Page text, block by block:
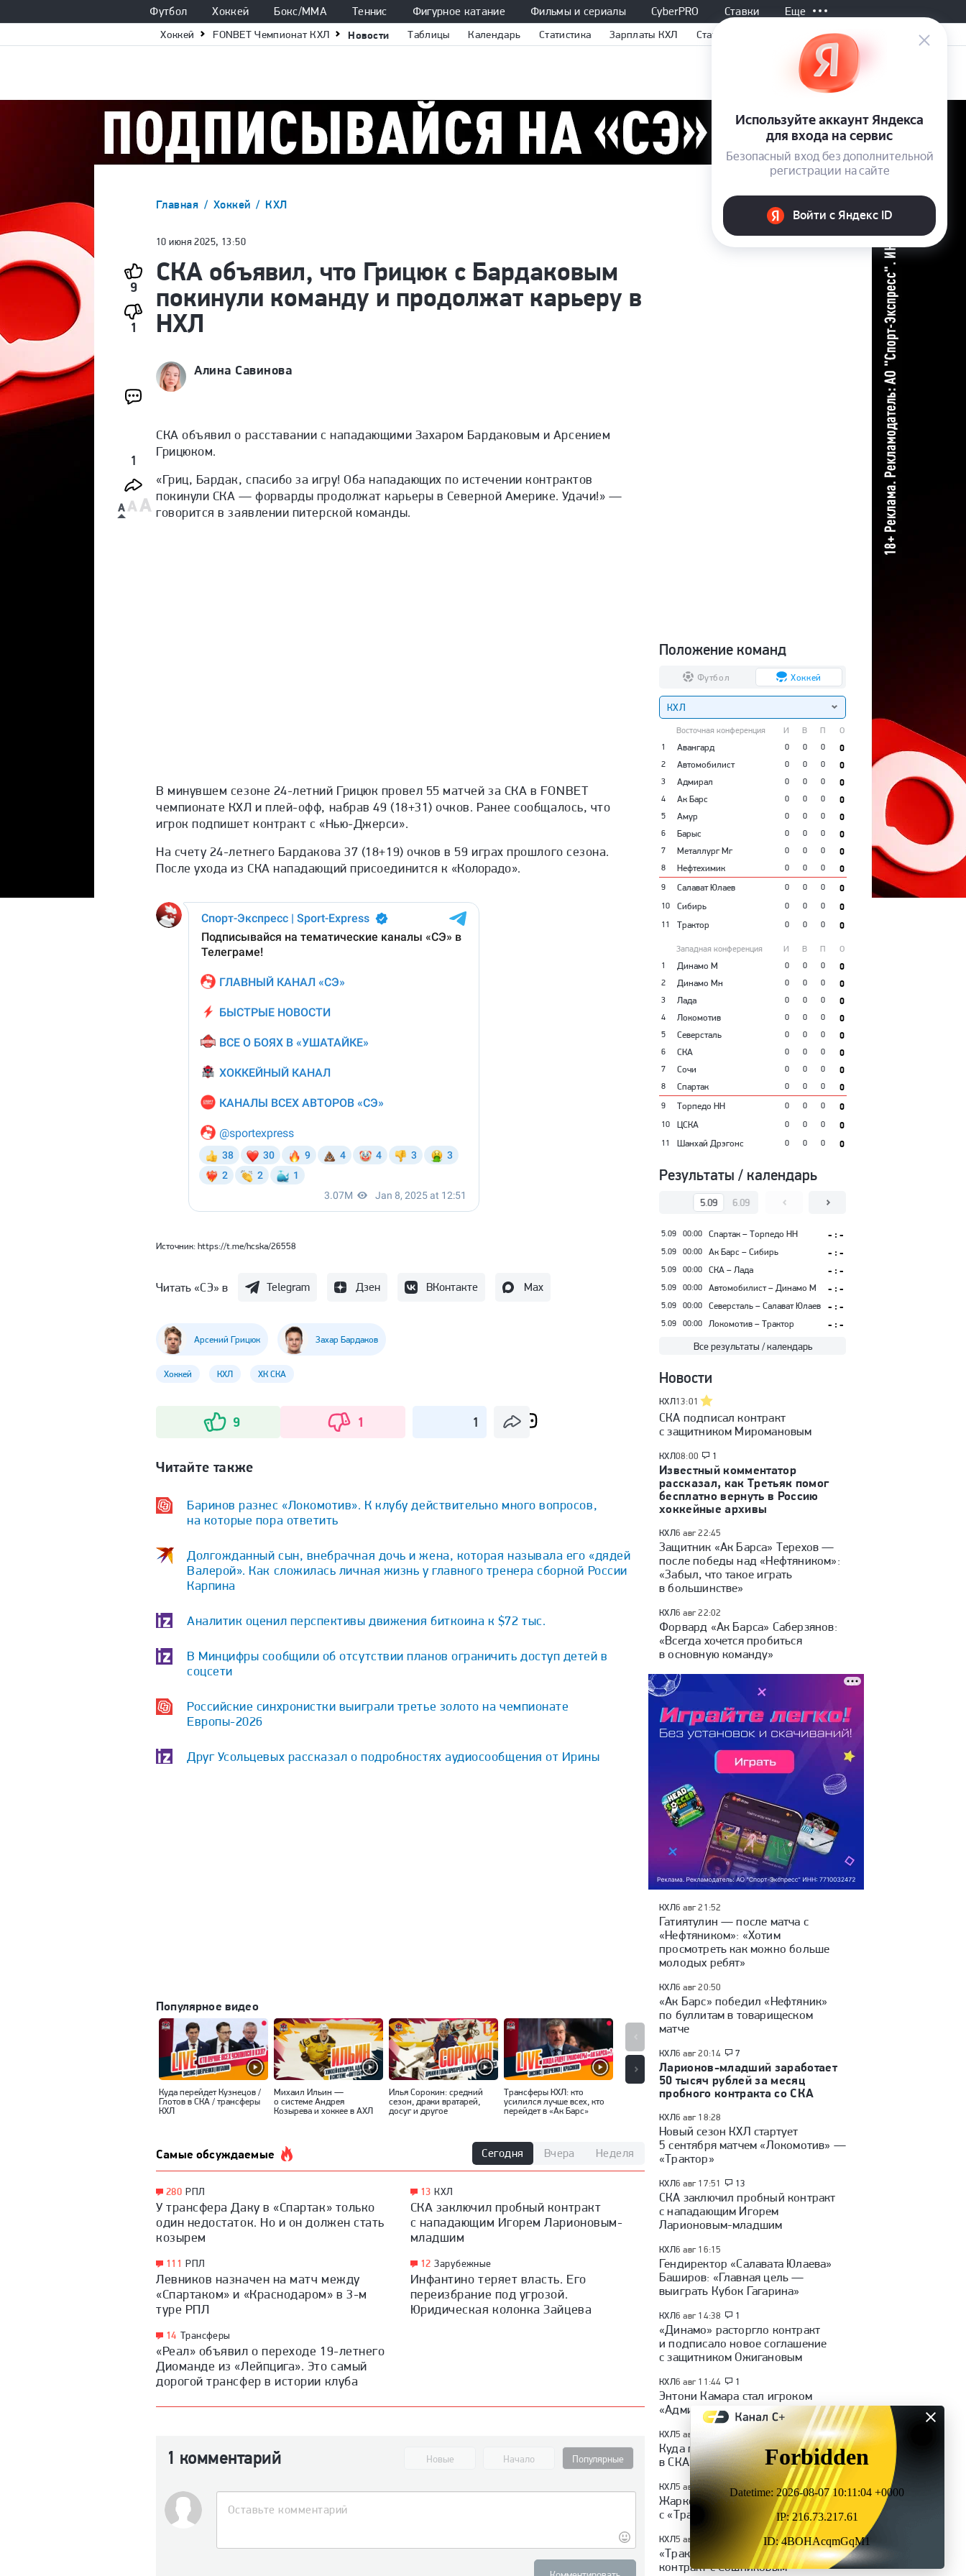
Футбол Хоккей Бокс/ММА Теннис Фигурное катание Фильмы и сериалы CyberPRO Ставки Еще
Хоккей FONBET Чемпионат КХЛ Новости Таблицы Календарь Статистика Зарплаты КХЛ Статьи
Главная Хоккей КХЛ
9
1
1
10 июня 2025, 13:50
СКА объявил, что Грицюк с Бардаковым
покинули команду и продолжат карьеру в
НХЛ
Алина Савинова
СКА объявил о расставании с нападающими Захаром Бардаковым и Арсением
Грицюком.
«Гриц, Бардак, спасибо за игру! Оба нападающих по истечении контрактов
покинули СКА — форварды продолжат карьеры в Северной Америке. Удачи!» —
говорится в заявлении питерской команды.
В минувшем сезоне 24-летний Грицюк провел 55 матчей за СКА в FONBET
чемпионате КХЛ и плей-офф, набрав 49 (18+31) очков. Ранее сообщалось, что
игрок подпишет контракт с «Нью-Джерси».
На счету 24-летнего Бардакова 37 (18+19) очков в 59 играх прошлого сезона.
После ухода из СКА нападающий присоединится к «Колорадо».
Источник: https://t.me/hcska/26558
Читать «СЭ» в Telegram Дзен ВКонтакте Max
Арсений Грицюк Захар Бардаков
Хоккей КХЛ ХК СКА
9 1 1
Читайте также
Баринов разнес «Локомотив». К клубу действительно много вопросов,
на которые пора ответить
Долгожданный сын, внебрачная дочь и жена, которая называла его «дядей
Валерой». Как сложилась личная жизнь у главного тренера сборной России
Карпина
Аналитик оценил перспективы движения биткоина к $72 тыс.
В Минцифры сообщили об отсутствии планов ограничить доступ детей в
соцсети
Российские синхронистки выиграли третье золото на чемпионате
Европы-2026
Друг Усольцевых рассказал о подробностях аудиосообщения от Ирины
Популярное видео
Куда перейдет Кузнецов /
Глотов в СКА / трансферы
КХЛ
Михаил Ильин —
о системе Андрея
Козырева и хоккее в АХЛ
Илья Сорокин: средний
сезон, драки вратарей,
досуг и другое
Трансферы КХЛ: кто
усилился лучше всех, кто
перейдет в «Ак Барс»
«Вряд ли вернусь в КХЛ»:
интервью Александра
Интервью Барабанова:
самый дорогой игрок КХЛ,
Самые обсуждаемые Сегодня Вчера Неделя
280 РПЛ
У трансфера Даку в «Спартак» только
один недостаток. Но и он должен стать
козырем
111 РПЛ
Левников назначен на матч между
«Спартаком» и «Краснодаром» в 3-м
туре РПЛ
14 Трансферы
«Реал» объявил о переходе 19-летнего
Диоманде из «Лейпцига». Это самый
дорогой трансфер в истории клуба
13 КХЛ
СКА заключил пробный контракт
с нападающим Игорем Ларионовым-
младшим
12 Зарубежные
Инфантино теряет власть. Его
переизбрание под угрозой.
Юридическая колонка Зайцева
1 комментарий Новые Начало Популярные
Положение команд
Футбол Хоккей
КХЛ
Восточная конференция И В П
О
1
Авангард 0 0 0 0
2 Автомобилист 0 0 0 0
3 Адмирал 0 0 0 0
4 Ак Барс 0 0 0 0
5 Амур 0 0 0 0
6 Барыс 0 0 0 0
7 Металлург Мг 0 0 0 0
8 Нефтехимик 0 0 0 0
9 Салават Юлаев 0 0 0 0
10 Сибирь 0 0 0 0
11 Трактор 0 0 0 0
Западная конференция И В П
О
1
Динамо М 0 0 0 0
2 Динамо Мн 0 0 0 0
3 Лада 0 0 0 0
4 Локомотив 0 0 0 0
5 Северсталь 0 0 0 0
6 СКА 0 0 0 0
7 Сочи 0 0 0 0
8 Спартак 0 0 0 0
9 Торпедо НН 0 0 0 0
10 ЦСКА 0 0 0 0
11 Шанхай Дрэгонс 0 0 0 0
Результаты / календарь
5.09 6.09
5.09 00:00 Спартак – Торпедо НН - : -
5.09 00:00 Ак Барс – Сибирь - : -
5.09 00:00 СКА – Лада - : -
5.09 00:00 Автомобилист – Динамо М - : -
5.09 00:00 Северсталь – Салават Юлаев - : -
5.09 00:00 Локомотив – Трактор
- : -
Все результаты / календарь
Новости
КХЛ13:01
СКА подписал контракт
с защитником Миромановым
КХЛ08:00 1
Известный комментатор
рассказал, как Третьяк помог
бесплатно вернуть в Россию
хоккейные архивы
КХЛ6 авг 22:45
Защитник «Ак Барса» Терехов —
после победы над «Нефтяником»:
«Забыл, что такое играть
в большинстве»
КХЛ6 авг 22:02
Форвард «Ак Барса» Саберзянов:
«Всегда хочется пробиться
в основную команду»
КХЛ6 авг 21:52
Гатиятулин — после матча с
«Нефтяником»: «Хотим
просмотреть как можно больше
молодых ребят»
КХЛ6 авг 20:50
«Ак Барс» победил «Нефтяник»
по буллитам в товарищеском
матче
КХЛ6 авг 20:14 7
Ларионов-младший заработает
50 тысяч рублей за месяц
пробного контракта со СКА
КХЛ6 авг 18:28
Новый сезон КХЛ стартует
5 сентября матчем «Локомотив» —
«Трактор»
КХЛ6 авг 17:51 13
СКА заключил пробный контракт
с нападающим Игорем
Ларионовым-младшим
КХЛ6 авг 16:15
Гендиректор «Салавата Юлаева»
Баширов: «Главная цель —
выиграть Кубок Гагарина»
КХЛ6 авг 14:38 1
«Динамо» расторгло контракт
и подписало новое соглашение
с защитником Ожигановым
КХЛ6 авг 11:44 1
Энтони Камара стал игроком
«Адмирала»
КХЛ5 авг 20:20
Куда перейдет Кузнецов / Глотов
в СКА / последние трансферы КХЛ
КХЛ5 авг 18:39
Жарков заключил новый контракт
с «Трактором»
КХЛ5 авг 18:29
«Трактор» подписал пробный
контракт с Сошниковым